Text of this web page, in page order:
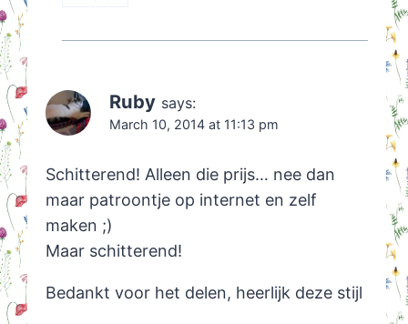
Ruby says:
March 10, 2014 at 11:13 pm
Schitterend! Alleen die prijs… nee dan
maar patroontje op internet en zelf
maken ;)
Maar schitterend!
Bedankt voor het delen, heerlijk deze stijl